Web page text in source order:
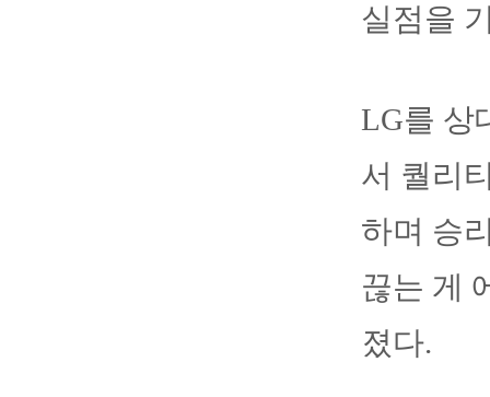
실점을
LG를 상
서 퀄리
하며 승
끊는 게
졌다.